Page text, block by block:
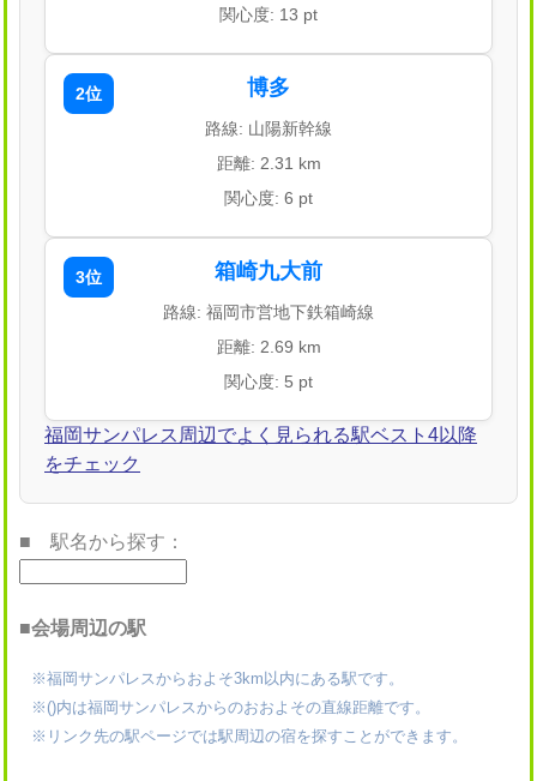
関心度: 13 pt
2位 博多
路線: 山陽新幹線
距離: 2.31 km
関心度: 6 pt
3位 箱崎九大前
路線: 福岡市営地下鉄箱崎線
距離: 2.69 km
関心度: 5 pt
福岡サンパレス周辺でよく見られる駅ベスト4以降
をチェック
■ 駅名から探す：
■会場周辺の駅
※福岡サンパレスからおよそ3km以内にある駅です。
※()内は福岡サンパレスからのおおよその直線距離です。
※リンク先の駅ページでは駅周辺の宿を探すことができます。